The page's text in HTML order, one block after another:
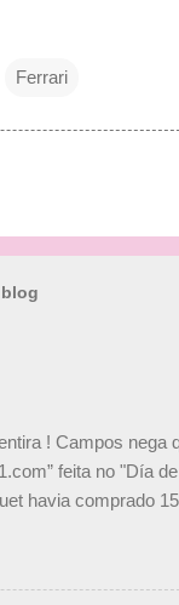
Ferrari
! Campos nega
feita no "Día
havia comprado
ao declarar
uma oferta